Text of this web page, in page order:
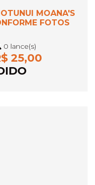
MOANA'S
FOTOS
0 lance(s)
25,00